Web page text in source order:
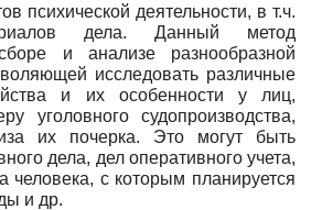
психической деятельности, в т.ч.
дела. Данный метод
и анализе разнообразной
исследовать различные
и их особенности у лиц,
уголовного судопроизводства,
их почерка. Это могут быть
дела, дел оперативного учета,
человека, с которым планируется
и др.